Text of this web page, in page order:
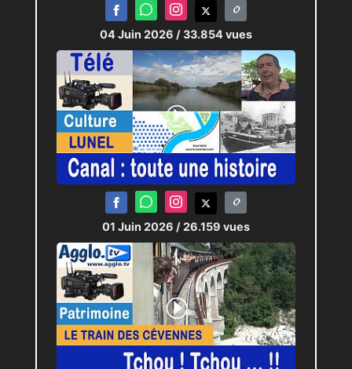
04 Juin 2026 / 33.854 vues
01 Juin 2026 / 26.159 vues